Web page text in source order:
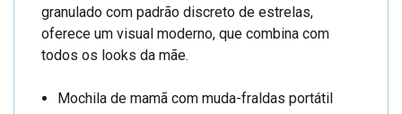
granulado com padrão discreto de estrelas,
oferece um visual moderno, que combina com
todos os looks da mãe.
Mochila de mamã com muda-fraldas portátil